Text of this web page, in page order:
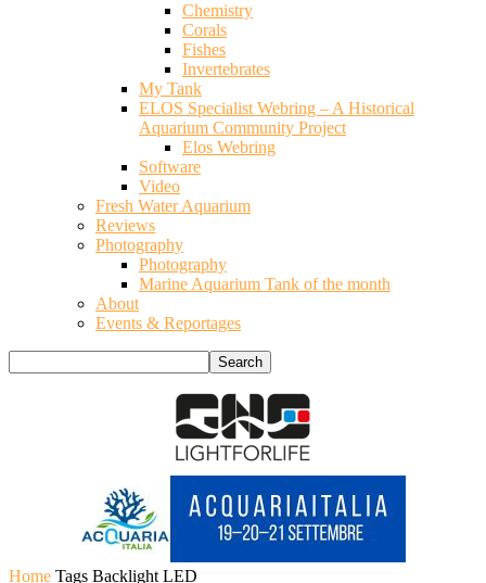
Chemistry
Corals
Fishes
Invertebrates
My Tank
ELOS Specialist Webring – A Historical
Aquarium Community Project
Elos Webring
Software
Video
Fresh Water Aquarium
Reviews
Photography
Photography
Marine Aquarium Tank of the month
About
Events & Reportages
Home Tags Backlight LED